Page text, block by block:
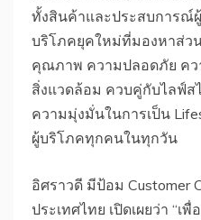
ทั้งสินค้าและประสบการณ์
บริโภคยุคใหม่ที่มองหาส่ว
คุณภาพ ความปลอดภัย คว
สิ่งแวดล้อม ควบคู่กับไลฟ์ส
ความมุ่งมั่นในการเป็น
ผู้บริโภคทุกคนในทุกวัน
อิศราวดี มีป้อม Customer
ประเทศไทย เปิดเผยว่า “